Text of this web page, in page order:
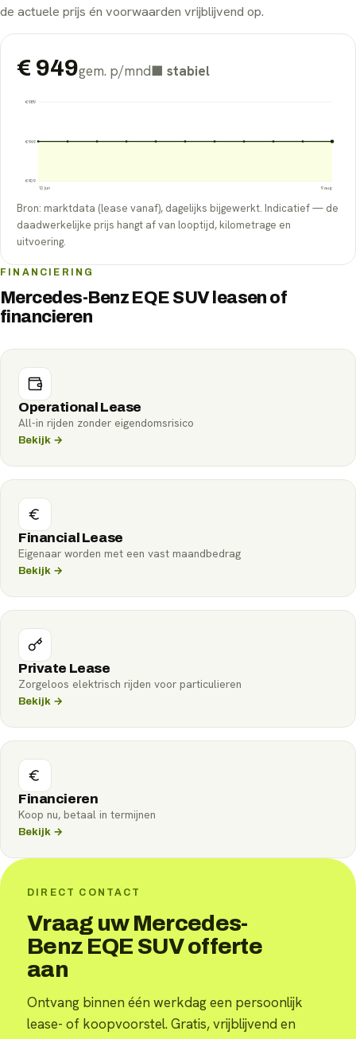
de actuele prijs én voorwaarden vrijblijvend op.
€ 949gem. p/mnd■ stabiel
€989
€949
€909
12 jun 9 aug
Bron: marktdata (lease vanaf), dagelijks bijgewerkt. Indicatief — de
daadwerkelijke prijs hangt af van looptijd, kilometrage en
uitvoering.
FINANCIERING
Mercedes-Benz EQE SUV leasen of
financieren
Operational Lease
All-in rijden zonder eigendomsrisico
Bekijk →
Financial Lease
Eigenaar worden met een vast maandbedrag
Bekijk →
Private Lease
Zorgeloos elektrisch rijden voor particulieren
Bekijk →
Financieren
Koop nu, betaal in termijnen
Bekijk →
DIRECT CONTACT
Vraag uw Mercedes-
Benz EQE SUV offerte
aan
Ontvang binnen één werkdag een persoonlijk
lease- of koopvoorstel. Gratis, vrijblijvend en